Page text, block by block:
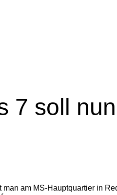
7 soll
man am MS-Hauptquartier in